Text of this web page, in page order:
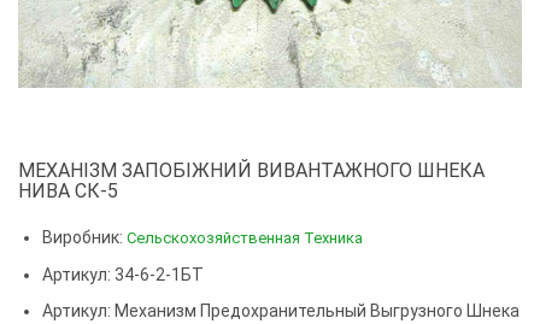
МЕХАНІЗМ ЗАПОБІЖНИЙ ВИВАНТАЖНОГО ШНЕКА
НИВА СК-5
Виробник: Сельскохозяйственная Техника
Артикул: 34-6-2-1БТ
Артикул: Механизм Предохранительный Выгрузного Шнека